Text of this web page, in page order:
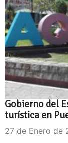
Gobierno del
turística en
27 de Enero de